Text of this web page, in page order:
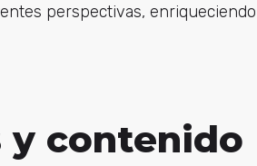
perspectivas, enriqueciendo
y contenido